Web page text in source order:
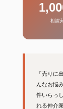
相談
「売りに
んなお悩
件いらっ
れる仲介